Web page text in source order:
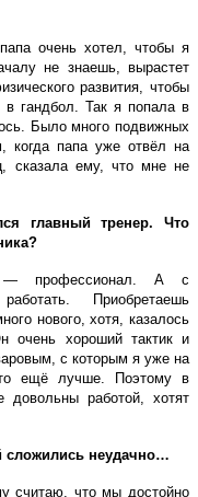
очень хотел, чтобы я
не знаешь, вырастет
развития, чтобы
в гандбол. Так я попала в
Было много подвижных
когда папа уже отвёл на
сказала ему, что мне не
главный тренер. Что
профессионал. А с
Приобретаешь
нового, хотя, казалось
очень хороший тактик и
с которым я уже на
ещё лучше. Поэтому в
довольны работой, хотят
сложились неудачно…
считаю, что мы достойно